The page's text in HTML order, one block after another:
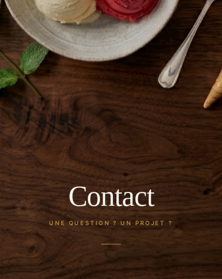
Contact
UNE QUESTION ? UN PROJET ?